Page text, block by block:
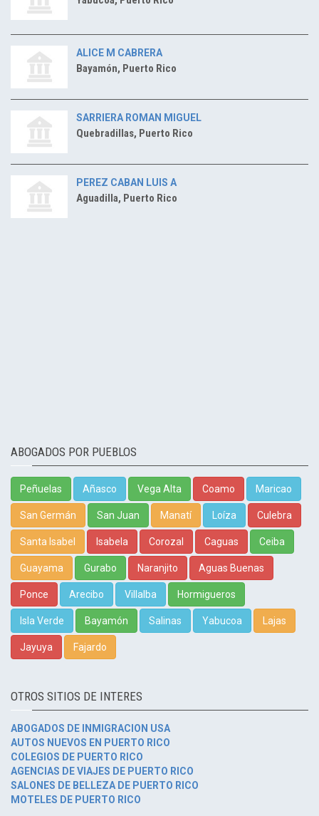
ALICE M CABRERA
Bayamón, Puerto Rico
SARRIERA ROMAN MIGUEL
Quebradillas, Puerto Rico
PEREZ CABAN LUIS A
Aguadilla, Puerto Rico
ABOGADOS POR PUEBLOS
Peñuelas Añasco Vega Alta Coamo Maricao
San Germán San Juan Manatí Loíza Culebra
Santa Isabel Isabela Corozal Caguas Ceiba
Guayama Gurabo Naranjito Aguas Buenas
Ponce Arecibo Villalba Hormigueros
Isla Verde Bayamón Salinas Yabucoa Lajas
Jayuya Fajardo
OTROS SITIOS DE INTERES
ABOGADOS DE INMIGRACION USA
AUTOS NUEVOS EN PUERTO RICO
COLEGIOS DE PUERTO RICO
AGENCIAS DE VIAJES DE PUERTO RICO
SALONES DE BELLEZA DE PUERTO RICO
MOTELES DE PUERTO RICO